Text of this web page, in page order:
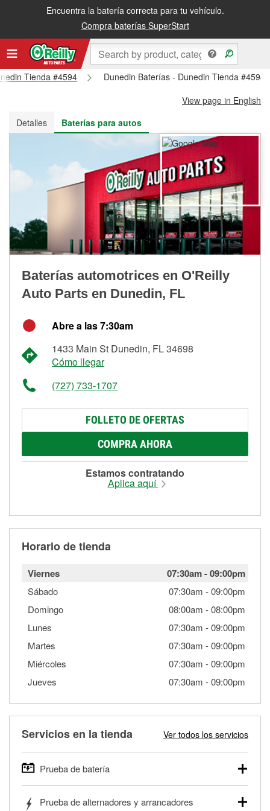
Encuentra la batería correcta para tu vehículo.
Compra baterías SuperStart
Recibe tu orden gratis al día siguiente o recógela en la tienda
Tienda #4594
Dunedin Baterías - Dunedin Tienda #4594
View page in English
Detalles
Baterías para autos
Baterías automotrices en O'Reilly
Auto Parts en Dunedin, FL
Abre a las 7:30am
1433 Main St Dunedin, FL 34698
Cómo llegar
(727) 733-1707
FOLLETO DE OFERTAS
COMPRA AHORA
Estamos contratando
Aplica aquí
Horario de tienda
Viernes 07:30am-09:00pm
Sábado 07:30am -09:00pm
Domingo
08:00am -08:00pm
Lunes
07:30am -09:00pm
Martes
07:30am -09:00pm
Miércoles
07:30am -09:00pm
Jueves
07:30am -09:00pm
Servicios en la tienda Ver todos los servicios
Prueba de batería
autos, camionetas, SUVs, vehículos comerciales y
Prueba de alternadores y arrancadores